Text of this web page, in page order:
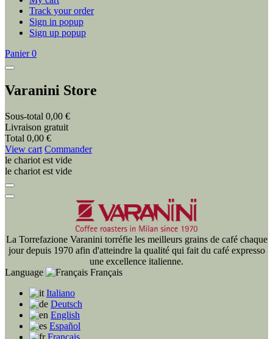
Track your order
Sign in popup
Sign up popup
Panier 0
Varanini Store
Sous-total 0,00 €
Livraison gratuit
Total 0,00 €
View cart Commander
le chariot est vide
le chariot est vide
La Torrefazione Varanini torréfie les meilleurs grains de café chaque
jour depuis 1970 afin d'atteindre la qualité qui fait du café expresso
une excellence italienne.
Language
Français
Italiano
Deutsch
English
Español
Français